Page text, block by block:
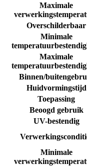
Maximale
Overschilderbaar
Minimale
Maximale
Binnen/
Huidvormingstijd
Toepassing
Beoogd gebruik
UV-bestendig
Minimale